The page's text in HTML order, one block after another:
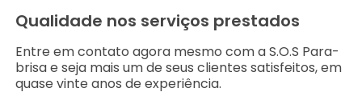
Qualidade nos serviços prestados
Entre em contato agora mesmo com a S.O.S Para-
brisa e seja mais um de seus clientes satisfeitos, em
quase vinte anos de experiência.